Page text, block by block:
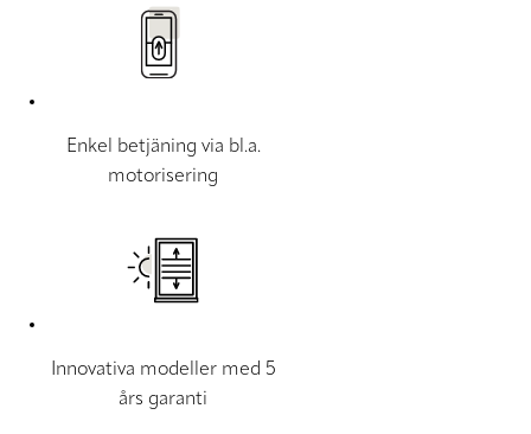
Enkel betjäning via bl.a.
motorisering
Innovativa modeller med 5
års garanti